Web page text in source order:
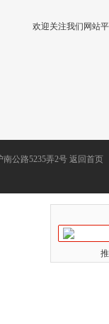
欢迎关注我们网站
公路5235弄2号 返回首页